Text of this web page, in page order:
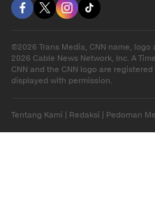
©2026 Trans Media, CNN name,
2026 Cable News Network, Inc. A
CNN and the CNN logo are
displayed with permission.
Tentang Kami Redaksi Pedoman